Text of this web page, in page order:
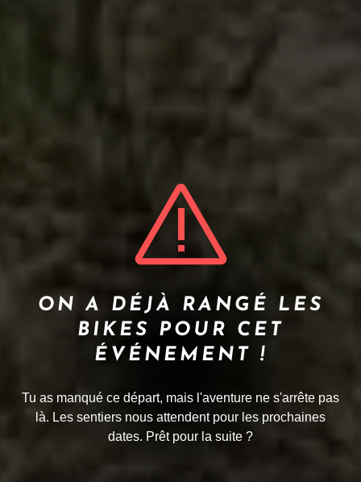
ON A DÉJÀ RANGÉ LES
BIKES POUR CET
ÉVÉNEMENT !
Tu as manqué ce départ, mais l'aventure ne s'arrête pas
là. Les sentiers nous attendent pour les prochaines
dates. Prêt pour la suite ?